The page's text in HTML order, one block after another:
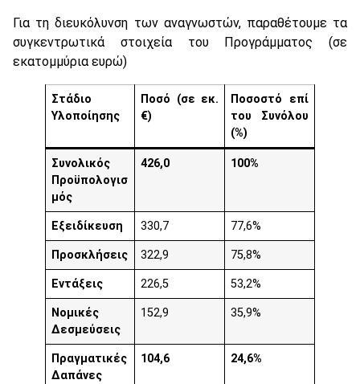
Για τη διευκόλυνση των αναγνωστών, παραθέτουμε τα
συγκεντρωτικά στοιχεία του Προγράμματος (σε
εκατομμύρια ευρώ)
Στάδιο
Υλοποίησης
Ποσό (σε εκ.
€)
Ποσοστό επί
του Συνόλου
(%)
Συνολικός
Προϋπολογισ
μός
426,0 100%
Εξειδίκευση 330,7 77,6%
Προσκλήσεις 322,9 75,8%
Εντάξεις 226,5 53,2%
Νομικές
Δεσμεύσεις
152,9 35,9%
Πραγματικές
Δαπάνες
104,6 24,6%